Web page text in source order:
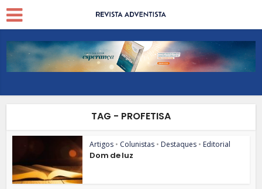
TAG - PROFETISA
Artigos • Colunistas • Destaques • Editorial
Dom de luz